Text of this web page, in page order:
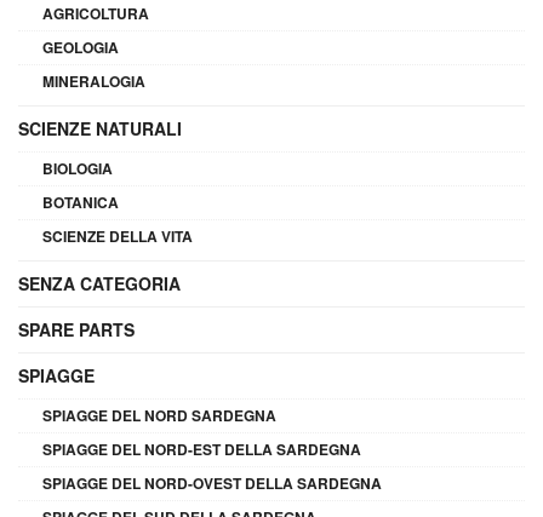
AGRICOLTURA
GEOLOGIA
MINERALOGIA
SCIENZE NATURALI
BIOLOGIA
BOTANICA
SCIENZE DELLA VITA
SENZA CATEGORIA
SPARE PARTS
SPIAGGE
SPIAGGE DEL NORD SARDEGNA
SPIAGGE DEL NORD-EST DELLA SARDEGNA
SPIAGGE DEL NORD-OVEST DELLA SARDEGNA